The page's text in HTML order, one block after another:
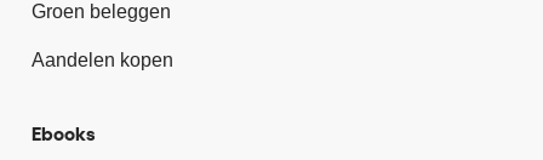
Groen beleggen
Aandelen kopen
Ebooks